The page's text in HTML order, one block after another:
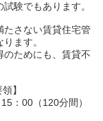
験でもあります。
さない賃貸住宅管
ます。
ためにも、賃貸不
】
：00（120分間）